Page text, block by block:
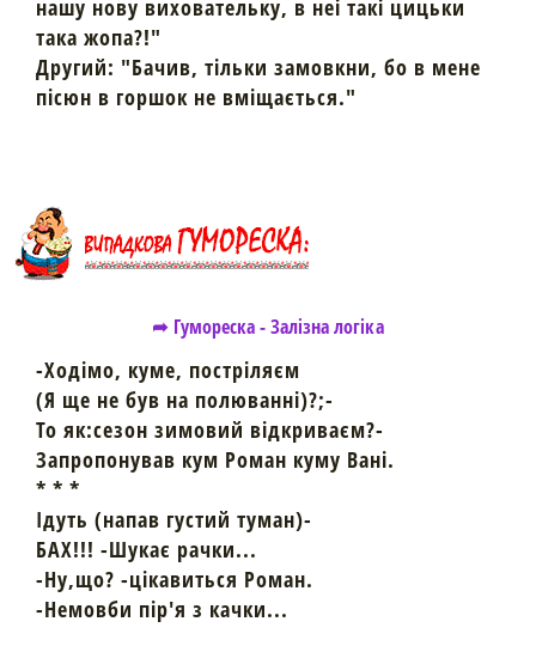
нашу нову виховательку, в неi такi цицьки
така жопа?!"
Другий: "Бачив, тiльки замовкни, бо в мене
пiсюн в горшок не вмiщається."
➦ Гумореска - Залізна логіка
-Ходімо, куме, постріляєм
(Я ще не був на полюванні)?;-
То як:сезон зимовий відкриваєм?-
Запропонував кум Роман куму Вані.
* * *
Ідуть (напав густий туман)-
БАХ!!! -Шукає рачки...
-Ну,що? -цікавиться Роман.
-Немовби пір'я з качки...